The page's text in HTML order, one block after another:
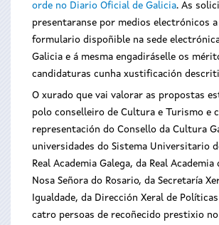
orde no Diario Oficial de Galicia. As
presentaranse por medios electrónicos
formulario dispoñible na sede
Galicia e á mesma engadiráselle os
candidaturas cunha xustificación
O xurado que vai valorar as propostas
polo conselleiro de Cultura e Turismo e
representación do Consello da Cultura
universidades do Sistema Universitario
Real Academia Galega, da Real Academia
Nosa Señora do Rosario, da Secretaría
Igualdade, da Dirección Xeral de
catro persoas de recoñecido prestixio